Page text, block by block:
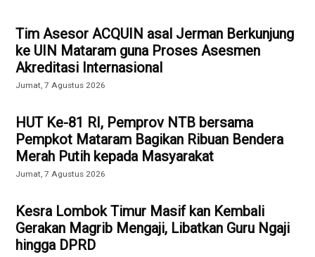
Tim Asesor ACQUIN asal Jerman Berkunjung
ke UIN Mataram guna Proses Asesmen
Akreditasi Internasional
Jumat, 7 Agustus 2026
HUT Ke-81 RI, Pemprov NTB bersama
Pempkot Mataram Bagikan Ribuan Bendera
Merah Putih kepada Masyarakat
Jumat, 7 Agustus 2026
Kesra Lombok Timur Masif kan Kembali
Gerakan Magrib Mengaji, Libatkan Guru Ngaji
hingga DPRD